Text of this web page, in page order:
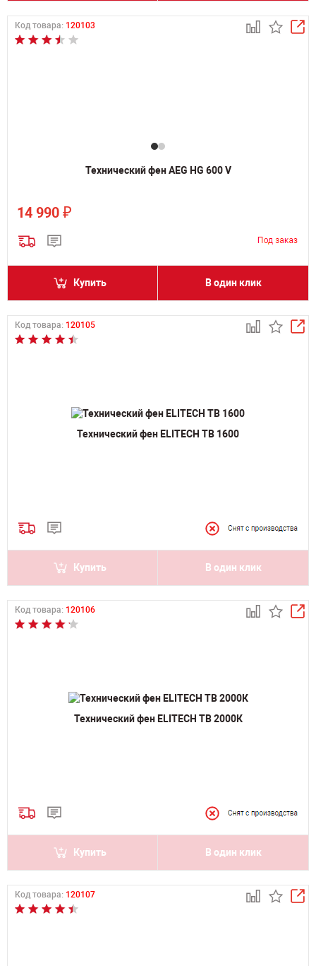
Код товара: 120103
Технический фен AEG HG 600 V
14 990 ₽
Купить В один клик
Код товара: 120105
Технический фен ELITECH ТВ 1600
Купить В один клик
Код товара: 120106
Технический фен ELITECH ТВ 2000К
Купить В один клик
Код товара: 120107